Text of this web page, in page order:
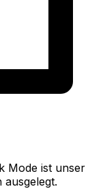
Mode ist unser
ausgelegt.